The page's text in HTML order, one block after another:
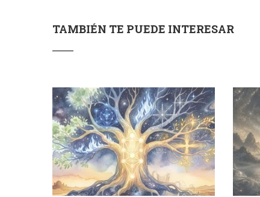
TAMBIÉN TE PUEDE INTERESAR